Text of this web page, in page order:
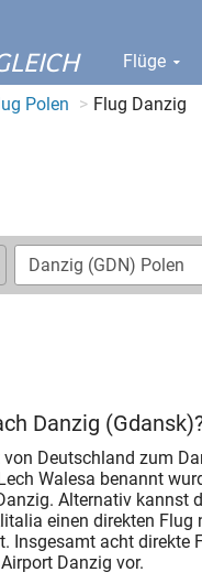
Flüge
Polen Flug Danzig
Danzig
Deutschland zum
Walesa benannt
Alternativ kannst
einen direkten
Insgesamt acht
Danzig vor.